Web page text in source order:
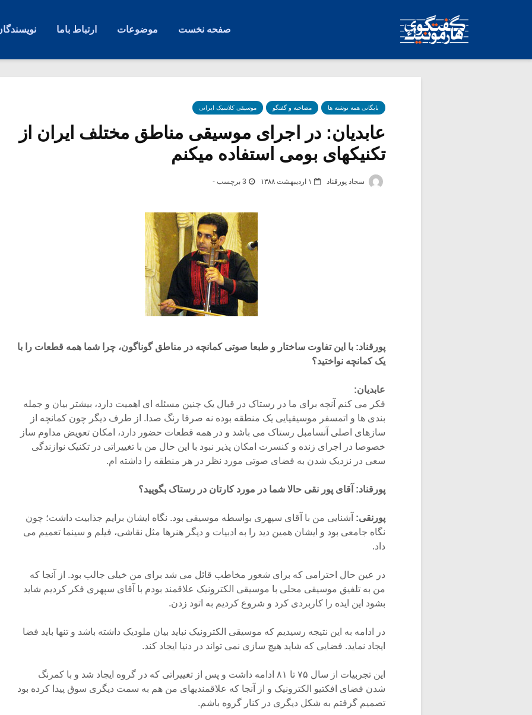
صفحه نخست موضوعات ارتباط باما
بایگانی همه نوشته ها مصاحبه و گفتگو موسیقی کلاسیک ایرانی
عابدیان: در اجرای موسیقی مناطق مختلف ایران از
تکنیکهای بومی استفاده میکنم
سجاد پورقناد ۱ اردیبهشت ۱۳۸۸ 3 برچسب -
پورقناد: با این تفاوت ساختار و طبعا صوتی کمانچه در مناطق گوناگون، چرا شما همه قطعات را با
یک کمانچه نواختید؟
عابدیان:
فکر می کنم آنچه برای ما در رستاک در قبال یک چنین مسئله ای اهمیت دارد، بیشتر بیان و جمله
بندی ها و اتمسفر موسیقیایی یک منطقه بوده نه صرفا رنگ صدا. از طرف دیگر چون کمانچه از
سازهای اصلی آنسامبل رستاک می باشد و در همه قطعات حضور دارد، امکان تعویض مداوم ساز
خصوصا در اجرای زنده و کنسرت امکان پذیر نبود با این حال من با تغییراتی در تکنیک نوازندگی
سعی در نزدیک شدن به فضای صوتی مورد نظر در هر منطقه را داشته ام.
پورقناد: آقای پور نقی حالا شما در مورد کارتان در رستاک بگویید؟
پورنقی: آشنایی من با آقای سپهری بواسطه موسیقی بود. نگاه ایشان برایم جذابیت داشت؛ چون
نگاه جامعی بود و ایشان همین دید را به ادبیات و دیگر هنرها مثل نقاشی، فیلم و سینما تعمیم می
داد.
در عین حال احترامی که برای شعور مخاطب قائل می شد برای من خیلی جالب بود. از آنجا که
من به تلفیق موسیقی محلی با موسیقی الکترونیک علاقمند بودم با آقای سپهری فکر کردیم شاید
بشود این ایده را کاربردی کرد و شروع کردیم به اتود زدن.
در ادامه به این نتیجه رسیدیم که موسیقی الکترونیک نباید بیان ملودیک داشته باشد و تنها باید فضا
ایجاد نماید. فضایی که شاید هیچ سازی نمی تواند در دنیا ایجاد کند.
این تجربیات از سال ۷۵ تا ۸۱ ادامه داشت و پس از تغییراتی که در گروه ایجاد شد و با کمرنگ
شدن فضای افکتیو الکترونیک و از آنجا که علاقمندیهای من هم به سمت دیگری سوق پیدا کرده بود
تصمیم گرفتم به شکل دیگری در کنار گروه باشم.